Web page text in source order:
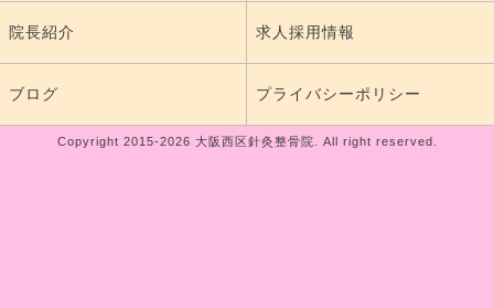
院長紹介 求人採用情報
ブログ プライバシーポリシー
Copyright 2015-2026 大阪西区針灸整骨院. All right reserved.